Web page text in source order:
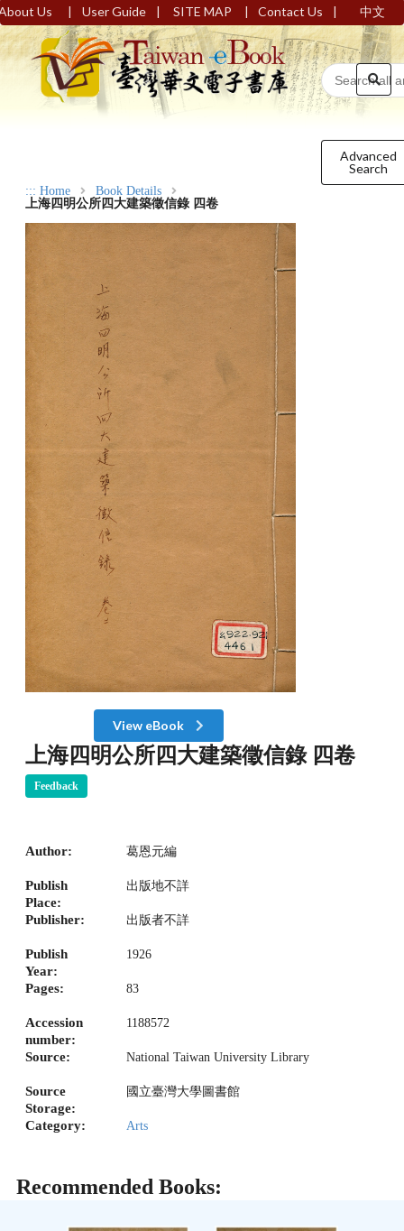
Us | User Guide | SITE MAP | Contact Us | 中文
Advanced
Search
::: Home
Book Details
上海四明公所四大建築徵信錄 四卷
View eBook
上海四明公所四大建築徵信錄 四卷
Feedback
Author: 葛恩元編
Publish
Place:
出版地不詳
Publisher: 出版者不詳
Publish
Year:
1926
Pages: 83
Accession
number:
1188572
Source: National Taiwan University Library
Source
Storage:
國立臺灣大學圖書館
Category: Arts
Recommended Books: